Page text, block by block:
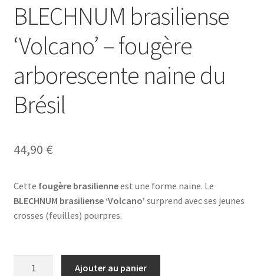
BLECHNUM brasiliense
‘Volcano’ – fougère
arborescente naine du
Brésil
44,90 €
Cette fougère brasilienneest une forme naine. Le
BLECHNUM brasiliense ‘Volcano’ surprend avec ses jeunes
crosses (feuilles) pourpres.
Ajouter au panier